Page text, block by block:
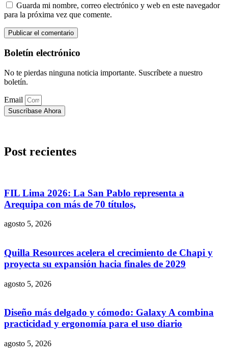
Guarda mi nombre, correo electrónico y web en este navegador
para la próxima vez que comente.
Boletín electrónico
No te pierdas ninguna noticia importante. Suscríbete a nuestro
boletín.
Email
Suscríbase Ahora
Post recientes
FIL Lima 2026: La San Pablo representa a
Arequipa con más de 70 títulos,
agosto 5, 2026
Quilla Resources acelera el crecimiento de Chapi y
proyecta su expansión hacia finales de 2029
agosto 5, 2026
Diseño más delgado y cómodo: Galaxy A combina
practicidad y ergonomía para el uso diario
agosto 5, 2026